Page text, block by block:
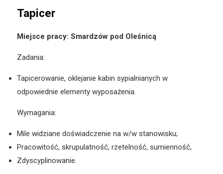
Tapicer
Miejsce pracy: Smardzów pod Oleśnicą
Zadania:
Tapicerowanie, oklejanie kabin sypialnianych w
odpowiednie elementy wyposażenia.
Wymagania:
Mile widziane doświadczenie na w/w stanowisku;
Pracowitość, skrupulatność, rzetelność, sumienność,
Zdyscyplinowanie.